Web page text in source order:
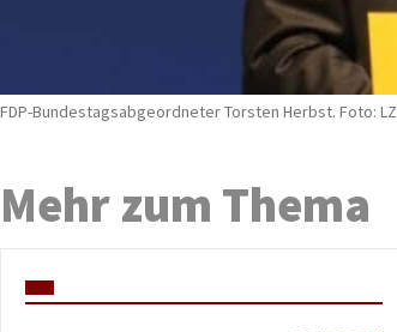
FDP-Bundestagsabgeordneter Torsten Herbst. Foto: LZ
Mehr zum Thema